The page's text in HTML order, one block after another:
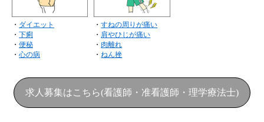
・ ダイエット
・ 下痢
・ 便秘
・ 心の病
・すねの周りが痛い
・ 肩やひじが痛い
・ 肉離れ
・ねん挫
求人募集はこちら(看護師・准看護師・理学療法士)